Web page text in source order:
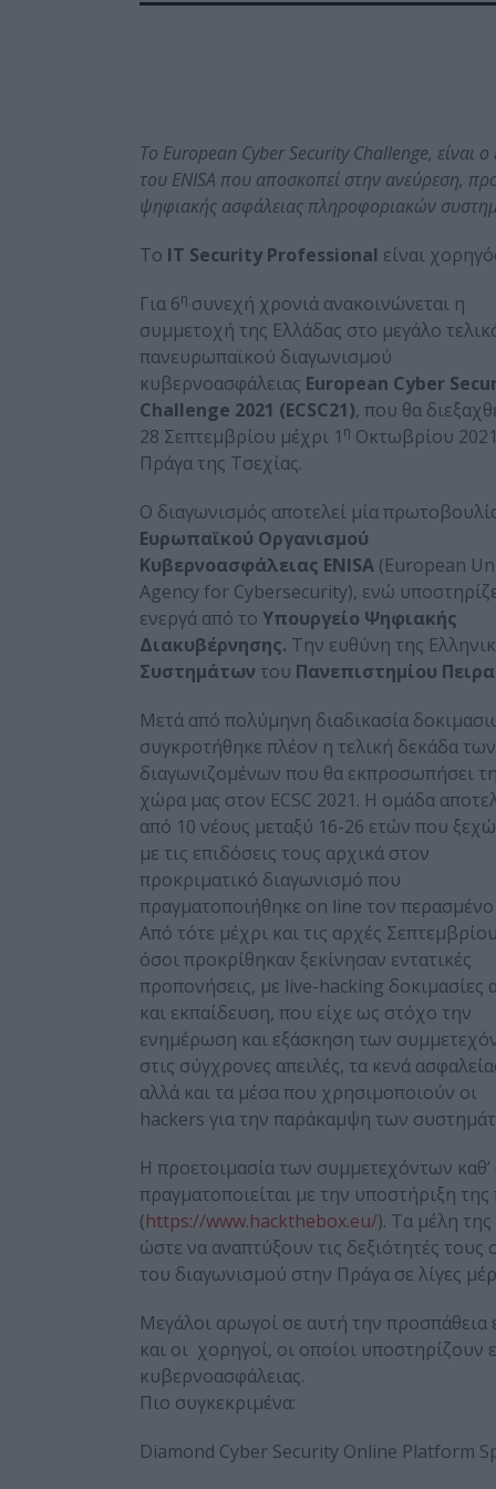
Το European Cyber Security Challenge, είναι
του ENISA που αποσκοπεί στην ανεύρεση,
ψηφιακής ασφάλειας πληροφοριακών
To ΙΤ Security Professional είναι
Για 6η συνεχή χρονιά ανακοινώνεται η
συμμετοχή της Ελλάδας στο μεγάλο
πανευρωπαϊκού διαγωνισμού
κυβερνοασφάλειας European Cyber
Challenge 2021 (ECSC21), που θα
28 Σεπτεμβρίου μέχρι 1 η Οκτωβρίου
Πράγα της Τσεχίας.
Ο διαγωνισμός αποτελεί μία
Ευρωπαϊκού Οργανισμού
Κυβερνοασφάλειας ENISA (European
Agency for Cybersecurity), ενώ
ενεργά από το Υπουργείο Ψηφιακής
Διακυβέρνησης. Την ευθύνη της
Συστημάτων του Πανεπιστημίου
Μετά από πολύμηνη διαδικασία
συγκροτήθηκε πλέον η τελική δεκάδα των
διαγωνιζομένων που θα εκπροσωπήσει τη
χώρα μας στον ECSC 2021. Η ομάδα
από 10 νέους μεταξύ 16-26 ετών που
με τις επιδόσεις τους αρχικά στον
προκριματικό διαγωνισμό που
πραγματοποιήθηκε on line τον
Από τότε μέχρι και τις αρχές
όσοι προκρίθηκαν ξεκίνησαν εντατικές
προπονήσεις, με live-hacking δοκιμασίες
και εκπαίδευση, που είχε ως στόχο την
ενημέρωση και εξάσκηση των
στις σύγχρονες απειλές, τα κενά
αλλά και τα μέσα που χρησιμοποιούν οι
hackers για την παράκαμψη των
Η προετοιμασία των συμμετεχόντων
πραγματοποιείται με την υποστήριξη
(https://www.hackthebox.eu/). Τα μέλη
ώστε να αναπτύξουν τις δεξιότητές
του διαγωνισμού στην Πράγα σε λίγες
Μεγάλοι αρωγοί σε αυτή την
και οι χορηγοί, οι οποίοι υποστηρίζουν
κυβερνοασφάλειας.
Πιο συγκεκριμένα:
Diamond Cyber Security Online Platform